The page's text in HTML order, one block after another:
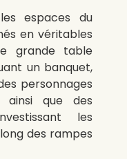
espaces du
en véritables
grande table
un banquet,
personnages
que des
les
des rampes